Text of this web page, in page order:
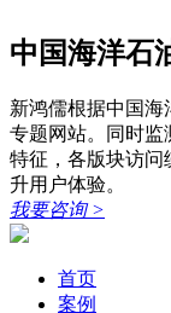
中国海洋石
新鸿儒根据中国海
专题网站。同时监
特征，各版块访问
升用户体验。
我要咨询>
首页
案例